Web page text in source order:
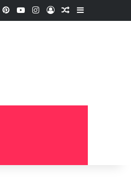
PinterestYouTubeInstagramOturum aç
Rastgele Makale
Kenar